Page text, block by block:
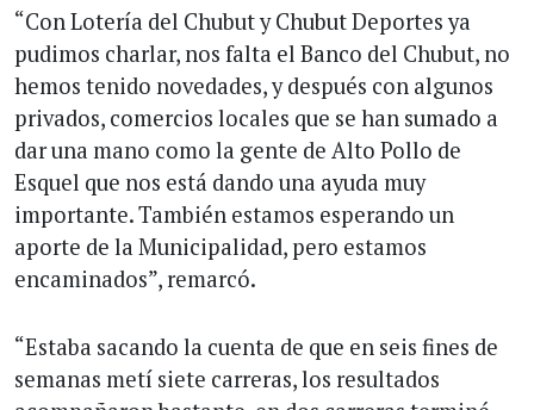
“Con Lotería del Chubut y Chubut Deportes ya
pudimos charlar, nos falta el Banco del Chubut, no
hemos tenido novedades, y después con algunos
privados, comercios locales que se han sumado a
dar una mano como la gente de Alto Pollo de
Esquel que nos está dando una ayuda muy
importante. También estamos esperando un
aporte de la Municipalidad, pero estamos
encaminados”, remarcó.
“Estaba sacando la cuenta de que en seis fines de
semanas metí siete carreras, los resultados